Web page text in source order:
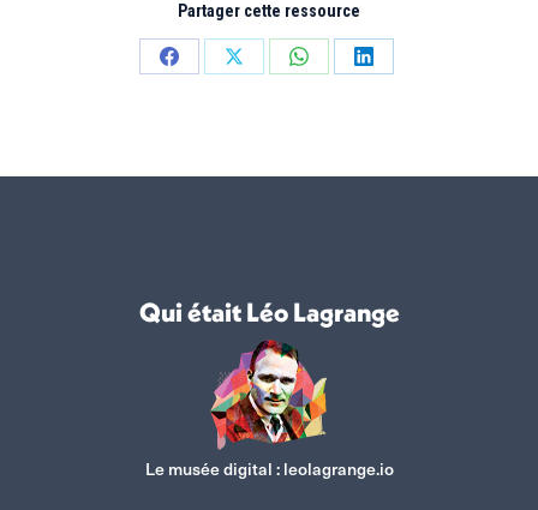
Partager cette ressource
PartagerPartagerPartagerPartager
Qui était Léo Lagrange
Le musée digital :leolagrange.io